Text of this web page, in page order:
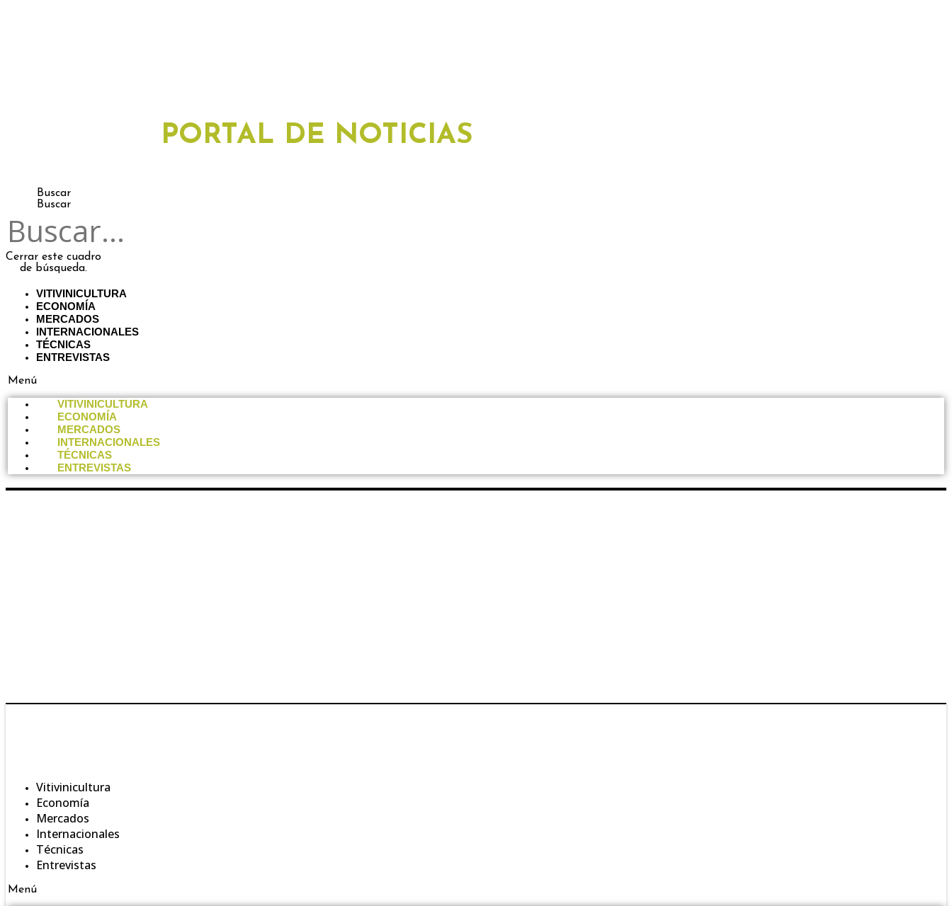
PORTAL DE NOTICIAS
Buscar
Buscar
Cerrar este cuadro
de búsqueda.
VITIVINICULTURA
ECONOMÍA
MERCADOS
INTERNACIONALES
TÉCNICAS
ENTREVISTAS
Menú
VITIVINICULTURA
ECONOMÍA
MERCADOS
INTERNACIONALES
TÉCNICAS
ENTREVISTAS
Vitivinicultura
Economía
Mercados
Internacionales
Técnicas
Entrevistas
Menú